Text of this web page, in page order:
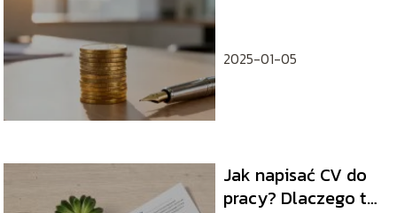
2025-01-05
Jak napisać CV do
pracy? Dlaczego to